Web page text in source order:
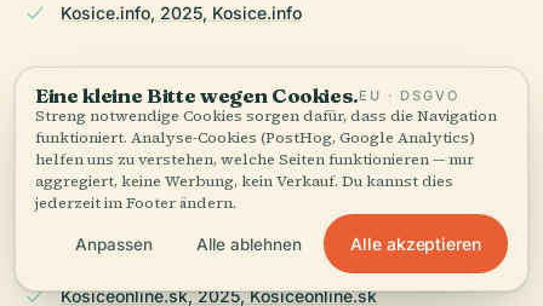
Kosice.info, 2025, Kosice.info
Kamnavylet.sk, 2025, Kamnavylet.sk
Parallaxaview.com, 2025, Parallaxaview.com
Kosiceonline.sk, 2025, Kosiceonline.sk
Eine kleine Bitte wegen Cookies.EU · DSGVO
Streng notwendige Cookies sorgen dafür, dass die Navigation
funktioniert. Analyse-Cookies (PostHog, Google Analytics)
helfen uns zu verstehen, welche Seiten funktionieren — nur
aggregiert, keine Werbung, kein Verkauf. Du kannst dies
jederzeit im Footer ändern.
Anpassen Alle ablehnen Alle akzeptieren